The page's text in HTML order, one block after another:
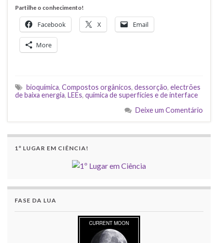
Partilhe o conhecimento!
Facebook X Email
More
bioquímica, Compostos orgânicos, dessorção, electrões
de baixa energia, LEEs, química de superfícies e de interface
Deixe um Comentário
1º LUGAR EM CIÊNCIA!
FASE DA LUA